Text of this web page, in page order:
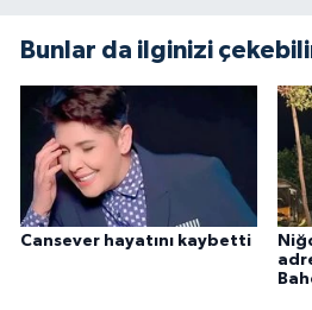
Bunlar da ilginizi
Cansever hayatını kaybetti